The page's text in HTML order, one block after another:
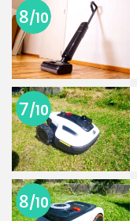
8/10
7/10
8/10